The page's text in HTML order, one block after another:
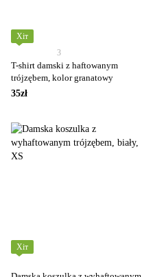
Хіт
3
T-shirt damski z haftowanym
trójzębem, kolor granatowy
35zł
Хіт